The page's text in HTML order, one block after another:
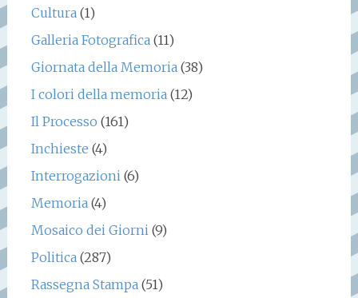
Cultura(1)
Galleria Fotografica(11)
Giornata della Memoria(38)
I colori della memoria(12)
Il Processo (161)
Inchieste (4)
Interrogazioni(6)
Memoria(4)
Mosaico dei Giorni(9)
Politica(287)
Rassegna Stampa(51)